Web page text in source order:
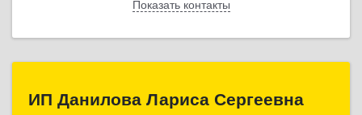
Показать контакты
Назад
ИП Данилова Лариса Сергеевна